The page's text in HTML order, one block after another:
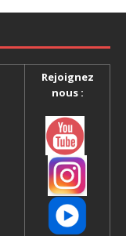
Rejoignez
nous :